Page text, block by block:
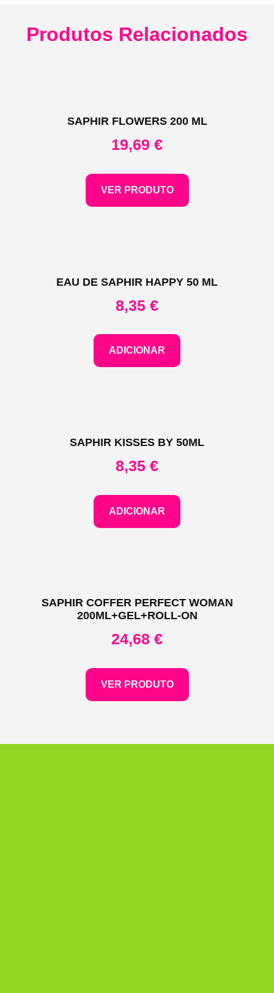
Produtos Relacionados
SAPHIR FLOWERS 200 ML
19,69 €
VER PRODUTO
EAU DE SAPHIR HAPPY 50 ML
8,35 €
ADICIONAR
SAPHIR KISSES BY 50ML
8,35 €
ADICIONAR
SAPHIR COFFER PERFECT WOMAN
200ML+GEL+ROLL-ON
24,68 €
VER PRODUTO